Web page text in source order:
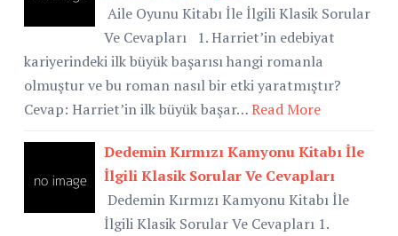
Aile Oyunu Kitabı İle İlgili Klasik Sorular
Ve Cevapları 1. Harriet’in edebiyat
kariyerindeki ilk büyük başarısı hangi romanla
olmuştur ve bu roman nasıl bir etki yaratmıştır?
Cevap: Harriet’in ilk büyük başar…Read More
Dedemin Kırmızı Kamyonu Kitabı İle
İlgili Klasik Sorular Ve Cevapları
Dedemin Kırmızı Kamyonu Kitabı İle
İlgili Klasik Sorular Ve Cevapları 1.